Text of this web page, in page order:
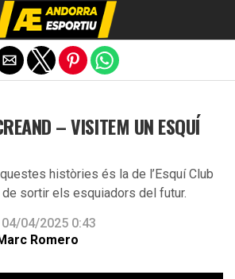
– VISITEM UN ESQUÍ
històries és la de l’Esquí Club
de sortir els esquiadors del futur.
04/04/2025 0:43
Romero
Exit mobile version